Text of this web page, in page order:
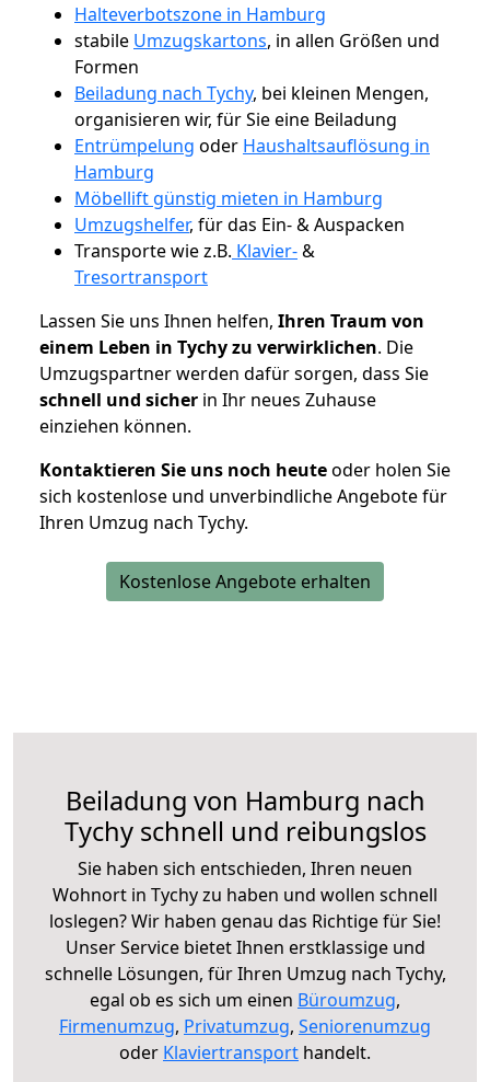
Halteverbotszone in Hamburg
stabile Umzugskartons, in allen Größen und
Formen
Beiladung nach Tychy, bei kleinen Mengen,
organisieren wir, für Sie eine Beiladung
Entrümpelung oder Haushaltsauflösung in
Hamburg
Möbellift günstig mieten in Hamburg
Umzugshelfer, für das Ein- & Auspacken
Transporte wie z.B. Klavier-&
Tresortransport
Lassen Sie uns Ihnen helfen, Ihren Traum von
einem Leben in Tychy zu verwirklichen. Die
Umzugspartner werden dafür sorgen, dass Sie
schnell und sicher in Ihr neues Zuhause
einziehen können.
Kontaktieren Sie uns noch heuteoder holen Sie
sich kostenlose und unverbindliche Angebote für
Ihren Umzug nach Tychy.
Kostenlose Angebote erhalten
Beiladung von Hamburg nach
Tychy schnell und reibungslos
Sie haben sich entschieden, Ihren neuen
Wohnort in Tychy zu haben und wollen schnell
loslegen? Wir haben genau das Richtige für Sie!
Unser Service bietet Ihnen erstklassige und
schnelle Lösungen, für Ihren Umzug nach Tychy,
egal ob es sich um einen Büroumzug,
Firmenumzug, Privatumzug, Seniorenumzug
oder Klaviertransport handelt.